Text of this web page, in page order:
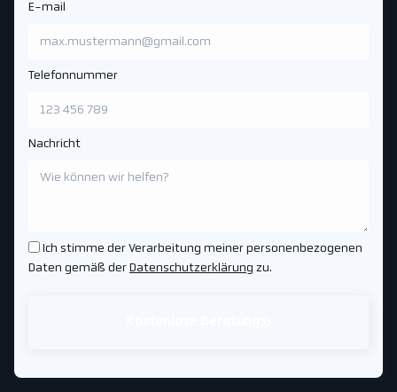
E-mail
Telefonnummer
Nachricht
Ich stimme der Verarbeitung meiner personenbezogenen
Daten gemäß der Datenschutzerklärung zu.